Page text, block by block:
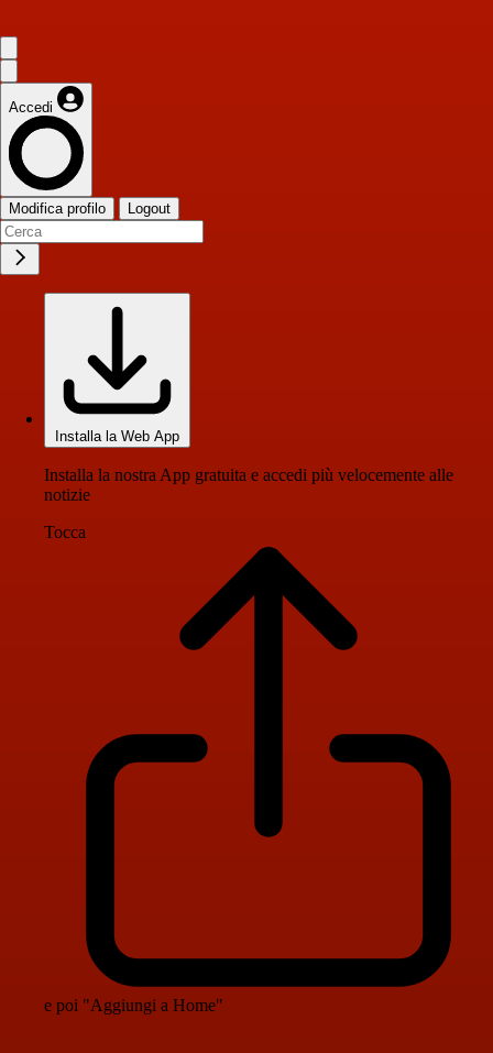
Accedi
Modifica profilo Logout
Installa la Web App
Installa la nostra App gratuita e accedi più velocemente alle
notizie
Tocca
e poi "Aggiungi a Home"